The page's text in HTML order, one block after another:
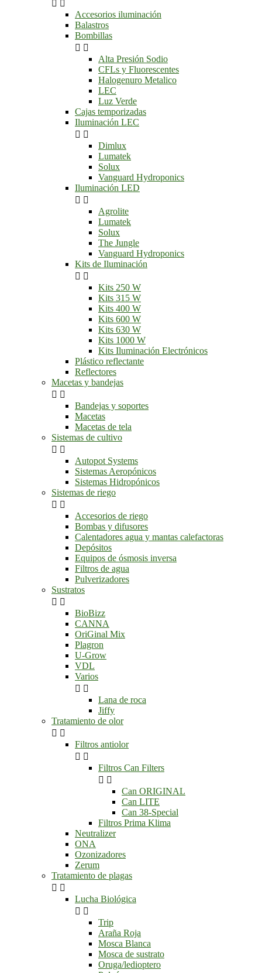
 
Accesorios iluminación
Balastros
Bombillas
 
Alta Presión Sodio
CFLs y Fluorescentes
Halogenuro Metalico
LEC
Luz Verde
Cajas temporizadas
Iluminación LEC
 
Dimlux
Lumatek
Solux
Vanguard Hydroponics
Iluminación LED
 
Agrolite
Lumatek
Solux
The Jungle
Vanguard Hydroponics
Kits de Iluminación
 
Kits 250 W
Kits 315 W
Kits 400 W
Kits 600 W
Kits 630 W
Kits 1000 W
Kits Iluminación Electrónicos
Plástico reflectante
Reflectores
Macetas y bandejas
 
Bandejas y soportes
Macetas
Macetas de tela
Sistemas de cultivo
 
Autopot Systems
Sistemas Aeropónicos
Sistemas Hidropónicos
Sistemas de riego
 
Accesorios de riego
Bombas y difusores
Calentadores agua y mantas calefactoras
Depósitos
Equipos de ósmosis inversa
Filtros de agua
Pulverizadores
Sustratos
 
BioBizz
CANNA
OriGinal Mix
Plagron
U-Grow
VDL
Varios
 
Lana de roca
Jiffy
Tratamiento de olor
 
Filtros antiolor
 
Filtros Can Filters
 
Can ORIGINAL
Can LITE
Can 38-Special
Filtros Prima Klima
Neutralizer
ONA
Ozonizadores
Zerum
Tratamiento de plagas
 
Lucha Biológica
 
Trip
Araña Roja
Mosca Blanca
Mosca de sustrato
Oruga/ledioptero